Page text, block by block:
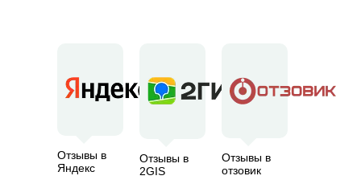
Отзывы в
Яндекс
Отзывы в
2GIS
Отзывы в
отзовик